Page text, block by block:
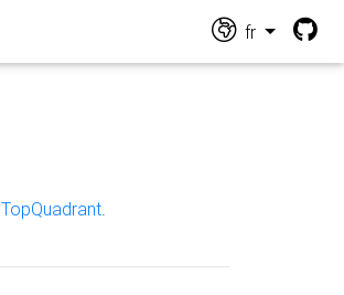
fr
TopQuadrant.